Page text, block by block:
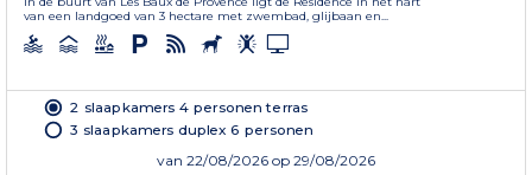
van een landgoed van 3 hectare met zwembad, glijbaan en...
2 slaapkamers 4 personen terras
3 slaapkamers duplex 6 personen
van 22/08/2026 op 29/08/2026